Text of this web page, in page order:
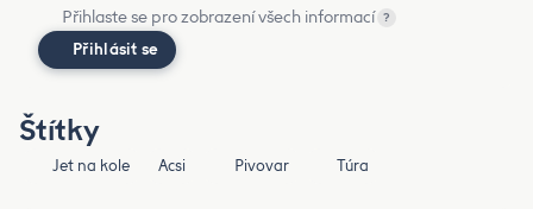
Přihlaste se pro zobrazení všech informací ?
Přihlásit se
Štítky
Jet na kole Acsi Pivovar Túra